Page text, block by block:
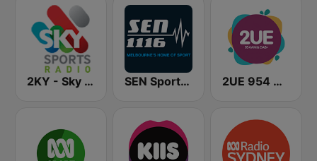
2KY - Sky Sports Radio SEN Sports 1116 AM 2UE 954 AM